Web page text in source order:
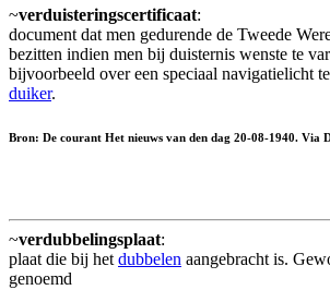
~verduisteringscertificaat:
document dat men gedurende de Tweede
bezitten indien men bij duisternis wenste te
bijvoorbeeld over een speciaal navigatielicht
duiker.
Bron: De courant Het nieuws van den dag 20-08-1940. Via
~verdubbelingsplaat:
plaat die bij het dubbelen aangebracht is.
genoemd